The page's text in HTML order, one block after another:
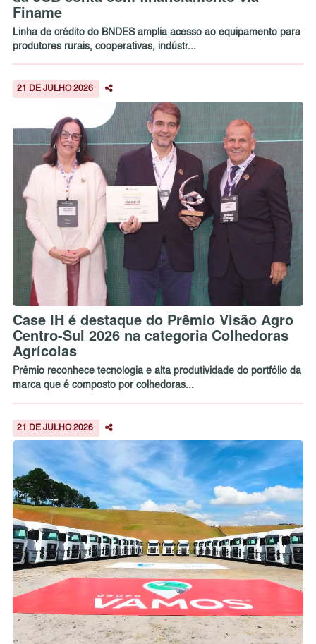
Finame
Linha de crédito do BNDES amplia acesso ao equipamento para
produtores rurais, cooperativas, indústr...
21 DE JULHO 2026
Case IH é destaque do Prêmio Visão Agro
Centro-Sul 2026 na categoria Colhedoras
Agrícolas
Prêmio reconhece tecnologia e alta produtividade do portfólio da
marca que é composto por colhedoras...
21 DE JULHO 2026